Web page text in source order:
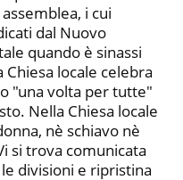
i cui
dal Nuovo
quando è sinassi
locale celebra
"una volta per tutte"
Nella Chiesa locale
nè schiavo nè
si trova comunicata
divisioni e ripristina